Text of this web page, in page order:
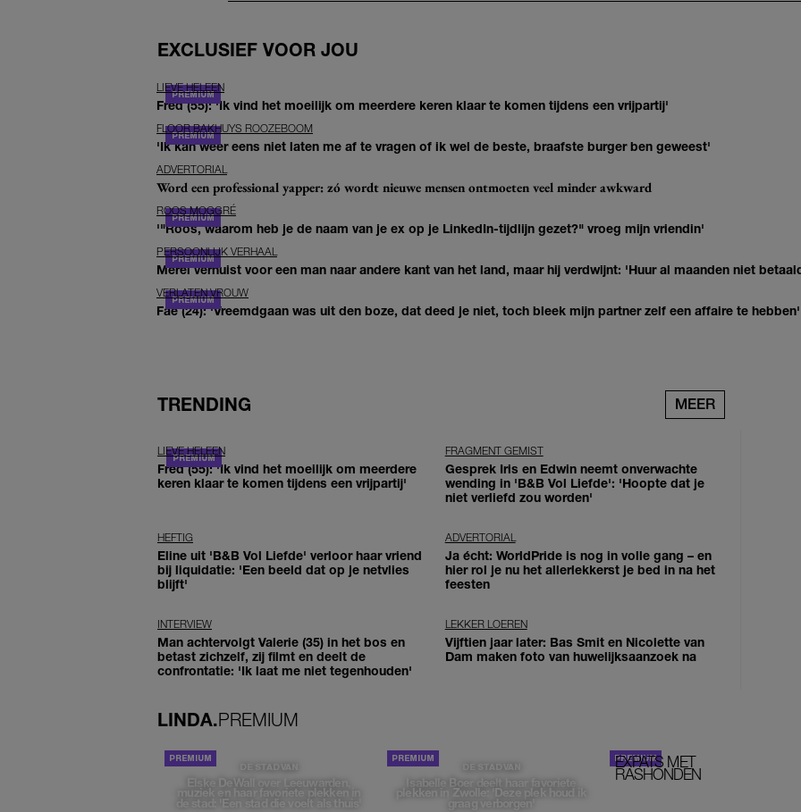
EXCLUSIEF VOOR JOU
LIEVE HELEEN
Fred (55): 'Ik vind het moeilijk om meerdere keren klaar te komen tijdens een vrijpartij'
FLOOR BAKHUYS ROOZEBOOM
'Ik kan weer eens niet laten me af te vragen of ik wel de beste, braafste burger ben geweest'
ADVERTORIAL
Word een professional yapper: zó wordt nieuwe mensen ontmoeten veel minder awkward
ROOS MOGGRÉ
'"Roos, waarom heb je de naam van je ex op je LinkedIn-tijdlijn gezet?" vroeg mijn vriendin'
PERSOONLIJK VERHAAL
Merel verhuist voor een man naar andere kant van het land, maar hij verdwijnt: 'Huur al maanden niet
VERLATEN VROUW
Fae (24): 'Vreemdgaan was uit den boze, dat deed je niet, toch bleek mijn partner zelf een affaire te hebben'
TRENDING MEER
LIEVE HELEEN
Fred (55): 'Ik vind het moeilijk om meerdere
keren klaar te komen tijdens een vrijpartij'
FRAGMENT GEMIST
Gesprek Iris en Edwin neemt onverwachte
wending in 'B&B Vol Liefde': 'Hoopte dat je
niet verliefd zou worden'
HEFTIG
Eline uit 'B&B Vol Liefde' verloor haar vriend
bij liquidatie: 'Een beeld dat op je netvlies
blijft'
ADVERTORIAL
Ja écht: WorldPride is nog in volle gang – en
hier rol je nu het allerlekkerst je bed in na het
feesten
INTERVIEW
Man achtervolgt Valerie (35) in het bos en
betast zichzelf, zij filmt en deelt de
confrontatie: 'Ik laat me niet tegenhouden'
LEKKER LOEREN
Vijftien jaar later: Bas Smit en Nicolette van
Dam maken foto van huwelijksaanzoek na
LINDA.PREMIUM
DE STAD VAN
Elske DeWall over Leeuwarden,
muziek en haar favoriete plekken in
de stad: 'Een stad die voelt als thuis'
DE STAD VAN
Isabelle Boer deelt haar favoriete
plekken in Zwolle: 'Deze plek houd ik
graag verborgen'
EXPATS MET
RASHONDEN